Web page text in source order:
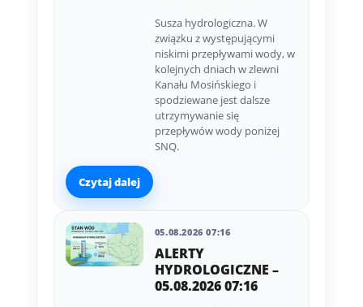
Susza hydrologiczna. W
związku z występującymi
niskimi przepływami wody, w
kolejnych dniach w zlewni
Kanału Mosińskiego i
spodziewane jest dalsze
utrzymywanie się
przepływów wody poniżej
SNQ.
Czytaj dalej
05.08.2026 07:16
ALERTY
HYDROLOGICZNE –
05.08.2026 07:16